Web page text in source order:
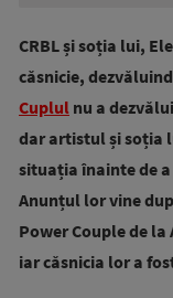
CRBL și soția lui,
căsnicie,
Cuplul nu a
dar artistul și soția
situația înainte de
Anunțul lor vine
Power Couple de
iar căsnicia lor a